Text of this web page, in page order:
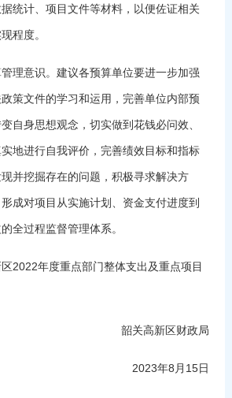
统计、项目文件等材料，以便佐证相关
程度。
意识。建议各预算单位要进一步加强
策文件的学习和运用，完善单位内部预
自身思想观念，切实做到花钱必问效、
地进行自我评价，完善绩效目标和指标
并挖掘存在的问题，积极寻求解决方
成对项目从实施计划、资金支付进度到
全过程监督管理体系。
年度重点部门整体支出及重点项目
韶关高新区财政局
2023年8月15日